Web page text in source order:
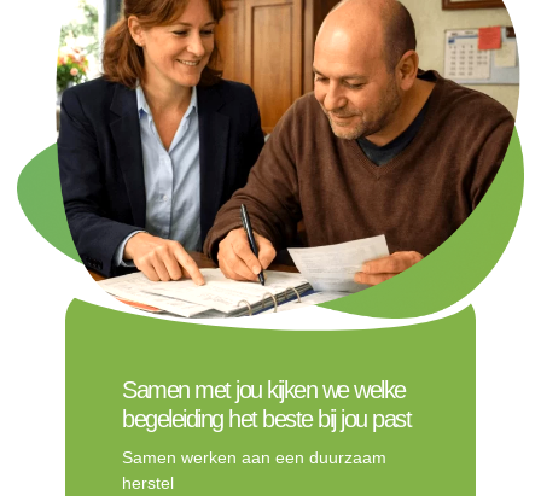
Samen met jou kijken we welke
begeleiding het beste bij jou past
Samen werken aan een duurzaam
herstel